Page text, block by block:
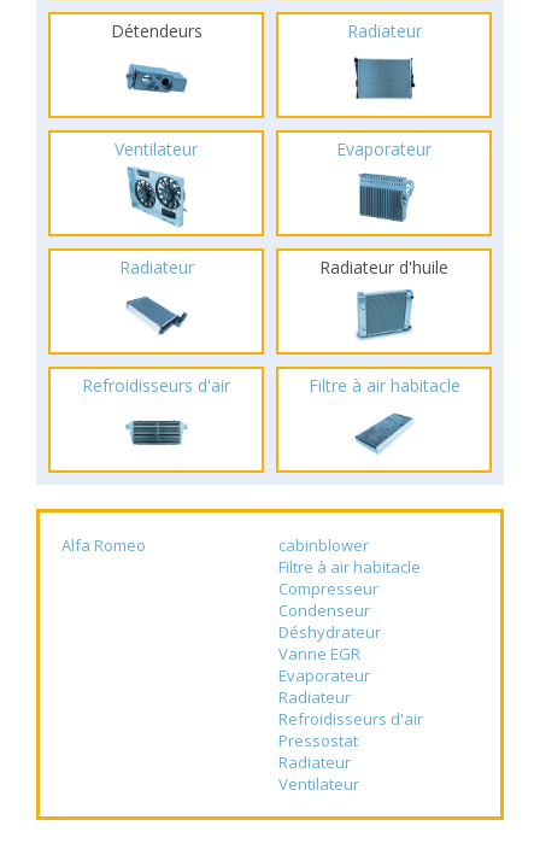
Détendeurs Radiateur
Ventilateur Evaporateur
Radiateur Radiateur d'huile
Refroidisseurs d'air Filtre à air habitacle
Alfa Romeo
cabinblower
Filtre à air habitacle
Compresseur
Condenseur
Déshydrateur
Vanne EGR
Evaporateur
Radiateur
Refroidisseurs d'air
Pressostat
Radiateur
Ventilateur